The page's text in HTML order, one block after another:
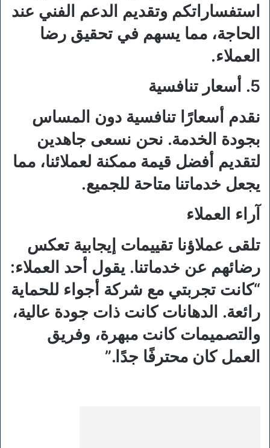
استفساراتكم وتقديم الدعم الفني عند
الحاجة، مما يسهم في تحقيق رضا
العملاء.
5. أسعار تنافسية
نقدم أسعارًا تنافسية دون المساس
بجودة الخدمة. نحن نسعى جاهدين
لتقديم أفضل قيمة ممكنة لعملائنا، مما
يجعل خدماتنا متاحة للجميع.
آراء العملاء
تلقى عملاؤنا تقييمات إيجابية تعكس
رضائهم عن خدماتنا. يقول أحد العملاء:
“كانت تجربتي مع شركة أجواء للحماية
رائعة. الدهانات كانت ذات جودة عالية،
والتصميمات كانت مبهرة، وفريق
العمل كان محترفًا جدًا.”